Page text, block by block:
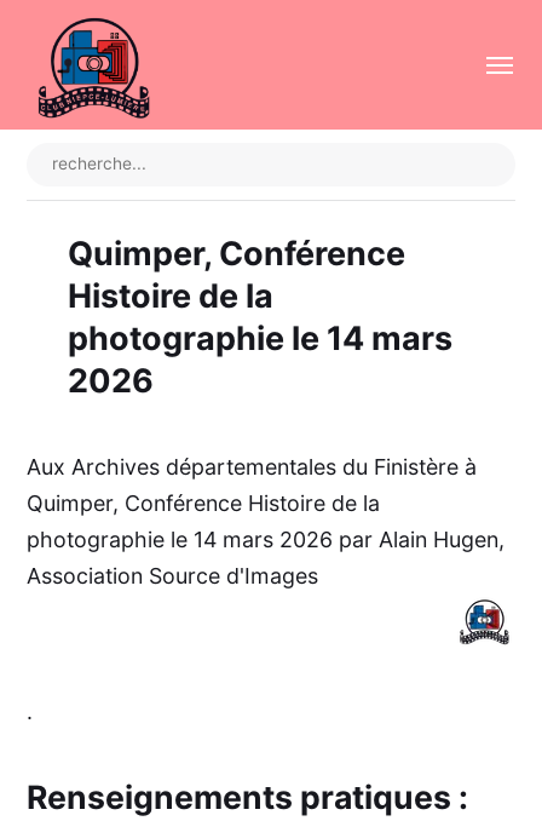
Quimper, Conférence
Histoire de la
photographie le 14 mars
2026
Aux Archives départementales du Finistère à
Quimper, Conférence Histoire de la
photographie le 14 mars 2026 par Alain Hugen,
Association Source d'Images
.
Renseignements pratiques :